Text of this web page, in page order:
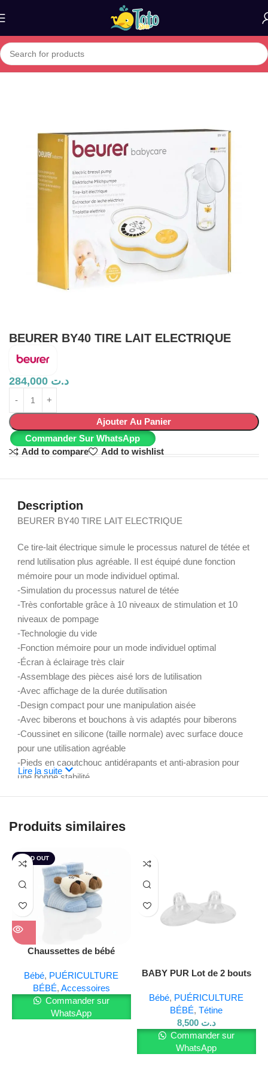
Home»Boutique»BEURER BY40 TIRE LAIT ELECTRIQUE
BEURER BY40 TIRE LAIT ELECTRIQUE
د.ت
Ajouter Au Panier
Commander Sur WhatsApp
Add to compare
Add to wishlist
Description
BEURER BY40 TIRE LAIT ELECTRIQUE
Ce tire-lait électrique simule le processus naturel de tétée et
rend lutilisation plus agréable. Il est équipé dune fonction
mémoire pour un mode individuel optimal.
-Simulation du processus naturel de tétée
-Très confortable grâce à 10 niveaux de stimulation et 10
niveaux de pompage
-Technologie du vide
-Fonction mémoire pour un mode individuel optimal
-Écran à éclairage très clair
-Assemblage des pièces aisé lors de lutilisation
-Avec affichage de la durée dutilisation
-Design compact pour une manipulation aisée
-Avec biberons et bouchons à vis adaptés pour biberons
-Coussinet en silicone (taille normale) avec surface douce
pour une utilisation agréable
-Pieds en caoutchouc antidérapants et anti-abrasion pour
une bonne stabilité
-Arrêt automatique après 30 min
-Indicateur de changement des piles
🍼Caractéristiques principales
10 niveaux de stimulation et 10 niveaux de pompage
Permet d’ajuster l’intensité selon les préférences
personnelles
Fonction mémoire : Enregistre les paramètres utilisés
Écran éclairé:Affichage clair de la durée d’utilisation et des
réglages.
Coussinet en silicone Soft Touch:Assure un confort
Lire la suite
Produits similaires
SOLD OUT
Chaussettes de bébé
Bébé, PUÉRICULTURE
BÉBÉ, Accessoires
Commander sur
WhatsApp
BABY PUR Lot de 2 bouts
Bébé, PUÉRICULTURE
BÉBÉ,Tétine
د.ت 8,500
Commander sur
WhatsApp